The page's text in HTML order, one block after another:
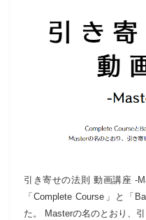
引き寄せの法則 動画講座 -
「Complete Course」と「
た。 Masterの名のとおり、